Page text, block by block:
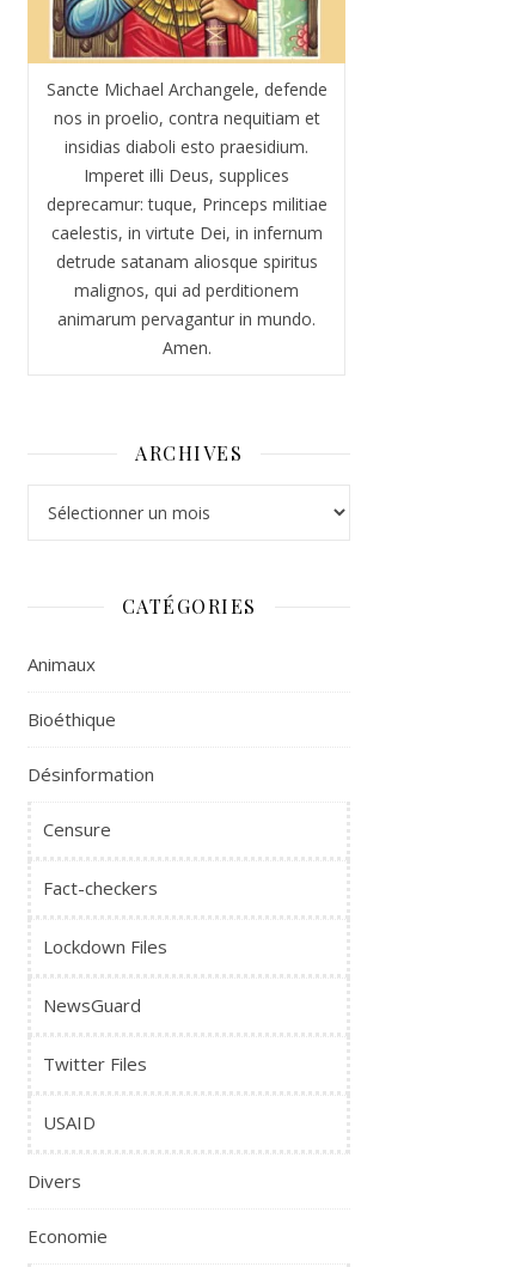
Sancte Michael Archangele, defende
nos in proelio, contra nequitiam et
insidias diaboli esto praesidium.
Imperet illi Deus, supplices
deprecamur: tuque, Princeps militiae
caelestis, in virtute Dei, in infernum
detrude satanam aliosque spiritus
malignos, qui ad perditionem
animarum pervagantur in mundo.
Amen.
ARCHIVES
CATÉGORIES
Animaux
Bioéthique
Désinformation
Censure
Fact-checkers
Lockdown Files
NewsGuard
Twitter Files
USAID
Divers
Economie